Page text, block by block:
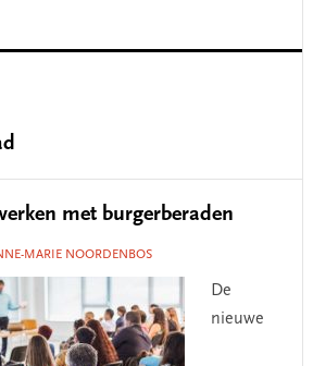
met burgerberaden
MARIE NOORDENBOS
De
nieuwe